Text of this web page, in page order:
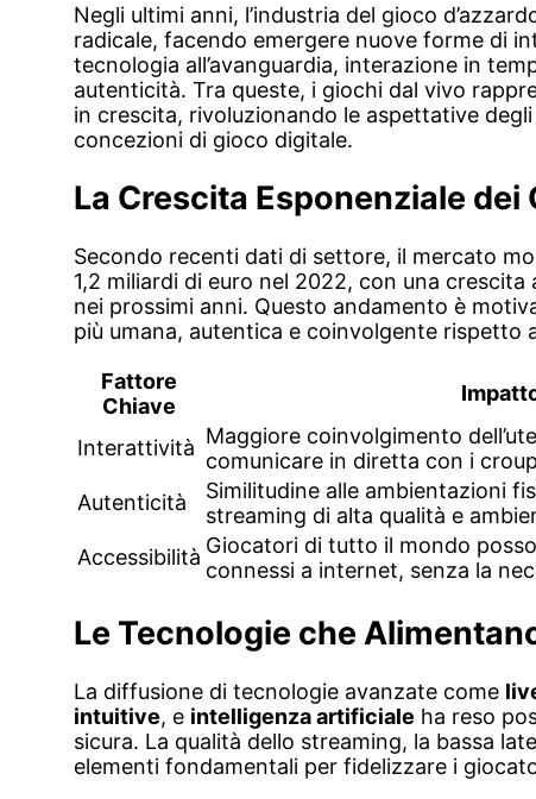
Negli ultimi anni, l’industria del gioco
radicale, facendo emergere nuove forme di
tecnologia all’avanguardia, interazione in
autenticità. Tra queste, i giochi dal vivo
in crescita, rivoluzionando le aspettative
concezioni di gioco digitale.
La Crescita Esponenziale dei
Secondo recenti dati di settore, il mercato
1,2 miliardi di euro nel 2022, con una crescita
nei prossimi anni. Questo andamento è
più umana, autentica e coinvolgente rispetto
Fattore
Chiave
Interattività Maggiore coinvolgimento
comunicare in diretta con i
Autenticità
Similitudine alle ambientazioni
streaming di alta qualità e
Accessibilità Giocatori di tutto il mondo
connessi a internet, senza la
Le Tecnologie che
La diffusione di tecnologie avanzate come
intuitive, e intelligenza artificiale ha reso
sicura. La qualità dello streaming, la bassa
elementi fondamentali per fidelizzare i